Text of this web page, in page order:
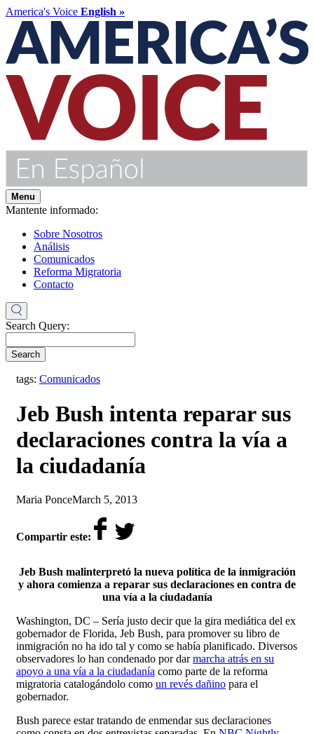
America's Voice English »
Menu
Mantente informado:
Sobre Nosotros
Análisis
Comunicados
Reforma Migratoria
Contacto
Search Query:
Search
tags: Comunicados
Jeb Bush intenta reparar sus
declaraciones contra la vía a
la ciudadanía
by
Maria Ponceon
March 5, 2013
Compartir este:
Jeb Bush malinterpretó la nueva política de la inmigración
y ahora comienza a reparar sus declaraciones en contra de
una vía a la ciudadanía
Washington, DC – Sería justo decir que la gira mediática del ex
gobernador de Florida, Jeb Bush, para promover su libro de
inmigración no ha ido tal y como se había planificado. Diversos
observadores lo han condenado por darmarcha atrás en su
apoyo a una vía a la ciudadanía como parte de la reforma
migratoria catalogándolo como un revés dañino para el
gobernador.
Bush parece estar tratando de enmendar sus declaraciones